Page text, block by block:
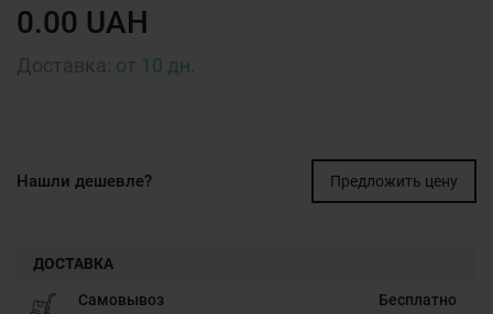
0.00 UAH
от 10 дн.
Нашли дешевле? Предложить цену
ДОСТАВКА
Самовывоз Бесплатно